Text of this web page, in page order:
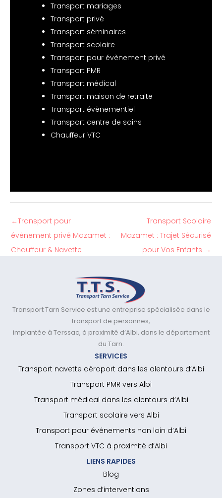
Transport mariages
Transport privé
Transport séminaires
Transport scolaire
Transport pour évènement privé
Transport PMR
Transport médical
Transport maison de retraite
Transport évènementiel
Transport centre de soins
Chauffeur VTC
←Transport pour
évènement privé Mazamet :
Chauffeur & Navette
Transport Scolaire
Mazamet : Trajet Sécurisé
pour Vos Enfants →
Transport Tarn Service est une entreprise spécialisée dans le
transport de personnes,
implantée à Terssac, à proximité d’Albi, dans le département
du Tarn.
SERVICES
Transport navette aéroport dans les alentours d’Albi
Transport PMR vers Albi
Transport médical dans les alentours d’Albi
Transport scolaire vers Albi
Transport pour événements non loin d’Albi
Transport VTC à proximité d’Albi
LIENS RAPIDES
Blog
Zones d’interventions